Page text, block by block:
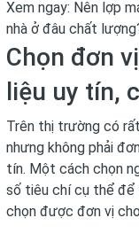
Xem ngay: Nên lợp
nhà ở đâu chất
Chọn đơn
liệu uy tín,
Trên thị trường có
nhưng không phải
tín. Một cách chọn
số tiêu chí cụ thể để
chọn được đơn vị